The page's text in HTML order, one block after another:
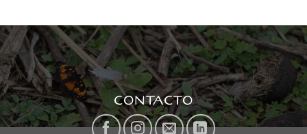
CONTACTO